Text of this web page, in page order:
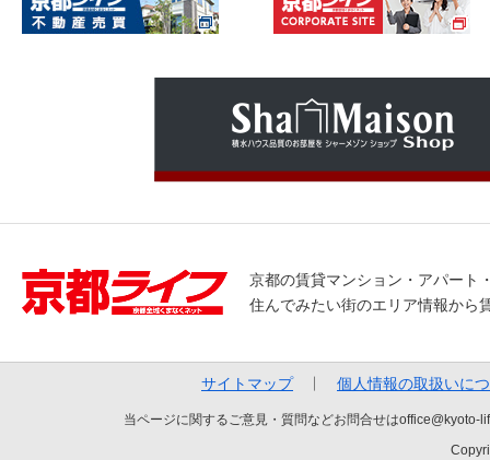
京都の賃貸マンション・アパート
住んでみたい街のエリア情報から
サイトマップ 個人情報の取扱いに
当ページに関するご意見・質問などお問合せは